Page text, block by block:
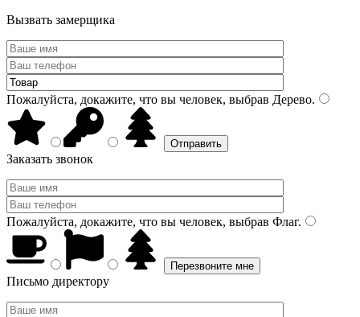
Вызвать замерщика
Пожалуйста, докажите, что вы человек, выбрав Дерево.
Заказать звонок
Пожалуйста, докажите, что вы человек, выбрав Флаг.
Письмо директору